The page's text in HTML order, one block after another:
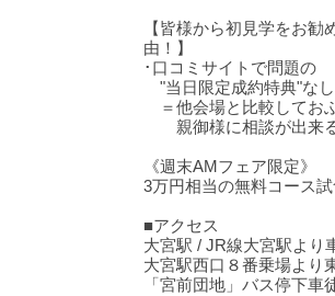
【皆様から初見学をお勧
由！】
･口コミサイトで問題の
"当日限定成約特典"なし
＝他会場と比較してお
親御様に相談が出来
《週末AMフェア限定》
3万円相当の無料コース
■アクセス
大宮駅 / JR線大宮駅より
大宮駅西口８番乗場より
「宮前団地」バス停下車